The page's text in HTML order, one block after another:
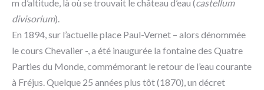
m d’altitude, là où se trouvait le château d’eau (castellum
divisorium).
En 1894, sur l’actuelle place Paul-Vernet – alors dénommée
le cours Chevalier -, a été inaugurée la fontaine des Quatre
Parties du Monde, commémorant le retour de l’eau courante
à Fréjus. Quelque 25 années plus tôt (1870), un décret